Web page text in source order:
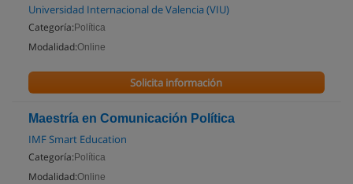
Universidad Internacional de Valencia (VIU)
Categoría: Política
Modalidad:Online
Solicita información
Maestría en Comunicación Política
IMF Smart Education
Categoría: Política
Modalidad:Online